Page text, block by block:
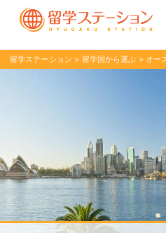
留学ステーション > 留学国から選ぶ > オー